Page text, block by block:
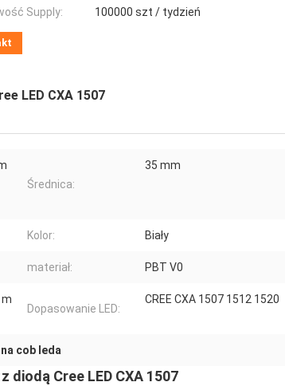
Supply:
100000 szt / tydzień
LED CXA 1507
Średnica:
35 mm
Kolor: Biały
materiał: PBT V0
Dopasowanie LED:
CREE CXA 1507 1512 1520
cob leda
diodą Cree LED CXA 1507